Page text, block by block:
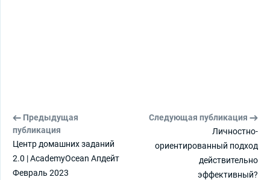
Предыдущая
публикация
Центр домашних заданий
2.0 | AcademyOcean Апдейт
Февраль 2023
Следующая публикация
Личностно-
ориентированный подход
действительно
эффективный?